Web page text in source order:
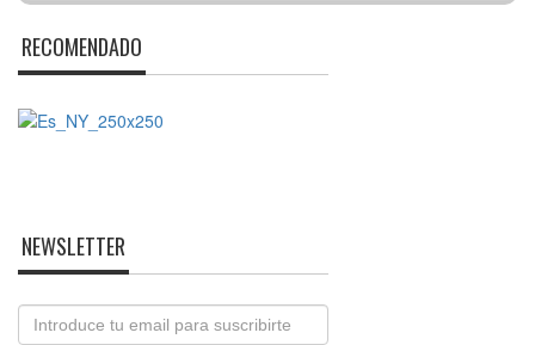
RECOMENDADO
NEWSLETTER
Email